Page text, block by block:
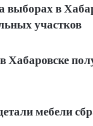
выборах в
участков
Хабаровске
мебели